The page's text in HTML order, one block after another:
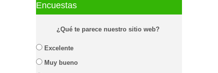
Encuestas
¿Qué te parece nuestro sitio web?
Excelente
Muy bueno